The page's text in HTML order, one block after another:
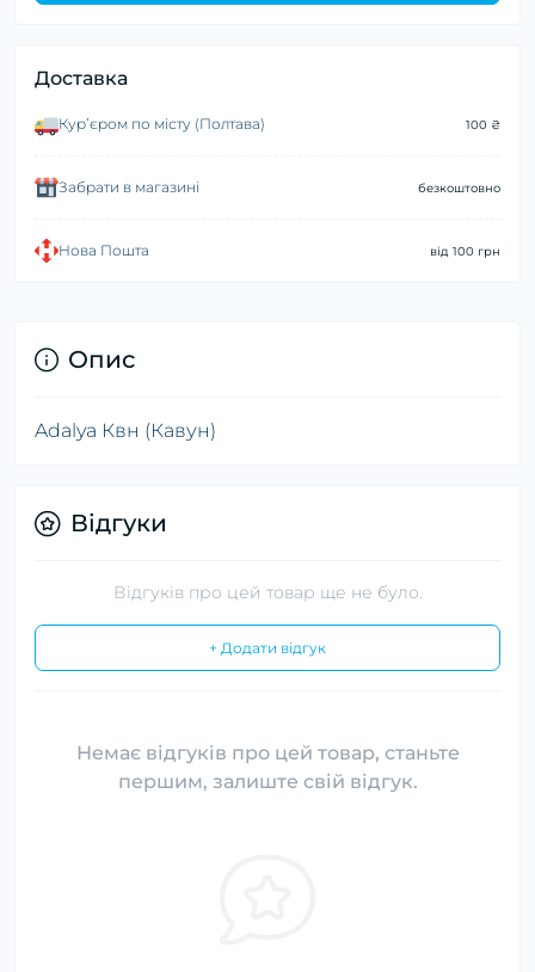
Доставка
Курʼєром по місту (Полтава) 100 ₴
Забрати в магазині безкоштовно
Нова Пошта від 100 грн
Опис
Adalya Квн (Кавун)
Відгуки
Відгуків про цей товар ще не було.
+ Додати відгук
Немає відгуків про цей товар, станьте
першим, залиште свій відгук.